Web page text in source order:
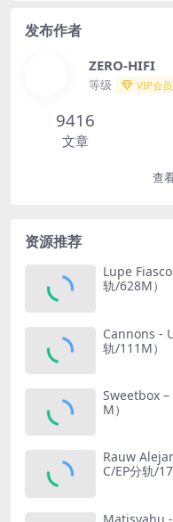
发布作者
ZERO-HIFI
等级 VIP会
9416
文章
查
资源推荐
Lupe
轨/628M）
Cannons -
轨/111M）
Sweetbox –
M）
Rauw
C/EP分轨/
Matisyahu